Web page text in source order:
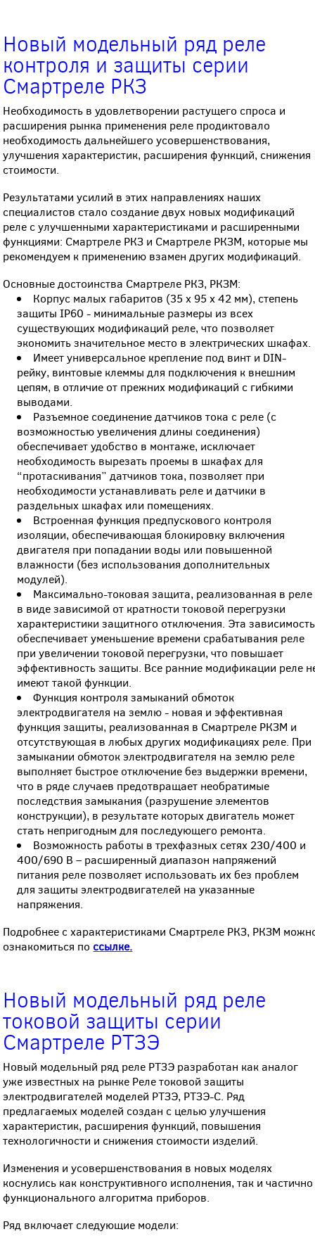
Новый модельный ряд реле
контроля и защиты серии
Смартреле РКЗ
Необходимость в удовлетворении растущего спроса и
расширения рынка применения реле продиктовало
необходимость дальнейшего усовершенствования,
улучшения характеристик, расширения функций, снижения
стоимости.
Результатами усилий в этих направлениях наших
специалистов стало создание двух новых модификаций
реле с улучшенными характеристиками и расширенными
функциями: Смартреле РКЗ и Смартреле РКЗМ, которые мы
рекомендуем к применению взамен других модификаций.
Основные достоинства Смартреле РКЗ, РКЗМ:
Корпус малых габаритов (35 х 95 х 42 мм), степень
защиты IP60 - минимальные размеры из всех
существующих модификаций реле, что позволяет
экономить значительное место в электрических шкафах.
Имеет универсальное крепление под винт и DIN-
рейку, винтовые клеммы для подключения к внешним
цепям, в отличие от прежних модификаций с гибкими
выводами.
Разъемное соединение датчиков тока с реле (с
возможностью увеличения длины соединения)
обеспечивает удобство в монтаже, исключает
необходимость вырезать проемы в шкафах для
“протаскивания” датчиков тока, позволяет при
необходимости устанавливать реле и датчики в
раздельных шкафах или помещениях.
Встроенная функция предпускового контроля
изоляции, обеспечивающая блокировку включения
двигателя при попадании воды или повышенной
влажности (без использования дополнительных
модулей).
Максимально-токовая защита, реализованная в реле
в виде зависимой от кратности токовой перегрузки
характеристики защитного отключения. Эта зависимость
обеспечивает уменьшение времени срабатывания реле
при увеличении токовой перегрузки, что повышает
эффективность защиты. Все ранние модификации реле
имеют такой функции.
Функция контроля замыканий обмоток
электродвигателя на землю - новая и эффективная
функция защиты, реализованная в Смартреле РКЗМ и
отсутствующая в любых других модификациях реле. При
замыкании обмоток электродвигателя на землю реле
выполняет быстрое отключение без выдержки времени,
что в ряде случаев предотвращает необратимые
последствия замыкания (разрушение элементов
конструкции), в результате которых двигатель может
стать непригодным для последующего ремонта.
Возможность работы в трехфазных сетях 230/400 и
400/690 В – расширенный диапазон напряжений
питания реле позволяет использовать их без проблем
для защиты электродвигателей на указанные
напряжения.
Подробнее с характеристиками Смартреле РКЗ, РКЗМ
ознакомиться по ссылке.
Новый модельный ряд реле
токовой защиты серии
Смартреле РТЗЭ
Новый модельный ряд реле РТЗЭ разработан как аналог
уже известных на рынке Реле токовой защиты
электродвигателей моделей РТЗЭ, РТЗЭ-С. Ряд
предлагаемых моделей создан с целью улучшения
характеристик, расширения функций, повышения
технологичности и снижения стоимости изделий.
Изменения и усовершенствования в новых моделях
коснулись как конструктивного исполнения, так и частично
функционального алгоритма приборов.
Ряд включает следующие модели: